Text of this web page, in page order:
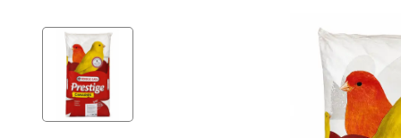
Papağan
Taşıma Kafesi
Rulolu Kafes
Taşımalar
Mama ve Su Kapları